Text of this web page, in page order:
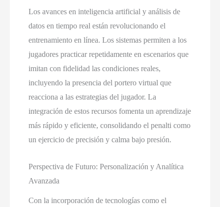
Los avances en inteligencia artificial y análisis de
datos en tiempo real están revolucionando el
entrenamiento en línea. Los sistemas permiten a los
jugadores practicar repetidamente en escenarios que
imitan con fidelidad las condiciones reales,
incluyendo la presencia del portero virtual que
reacciona a las estrategias del jugador. La
integración de estos recursos fomenta un aprendizaje
más rápido y eficiente, consolidando el penalti como
un ejercicio de precisión y calma bajo presión.
Perspectiva de Futuro: Personalización y Analítica
Avanzada
Con la incorporación de tecnologías como el